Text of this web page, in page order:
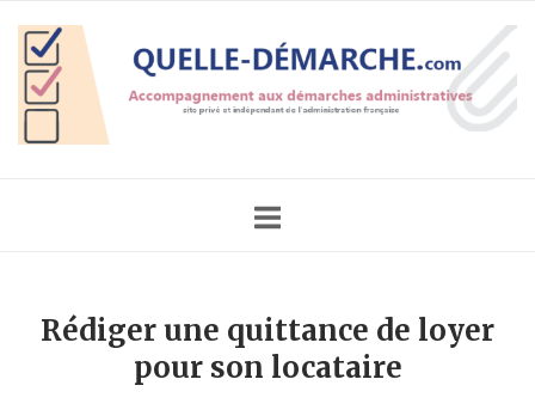
content
Home
Rédiger une quittance de loyer
pour son locataire